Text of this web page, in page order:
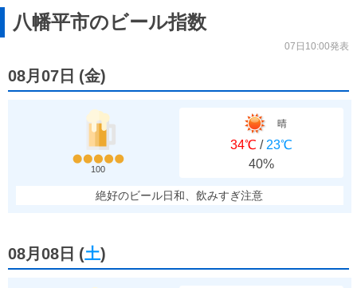
八幡平市のビール指数
07日10:00発表
08月07日 (金)
100
晴
34℃ / 23℃
40%
絶好のビール日和、飲みすぎ注意
08月08日 (土)